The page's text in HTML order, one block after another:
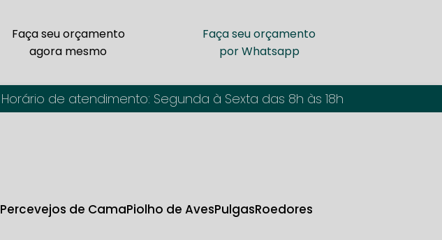
Faça seu orçamento
agora mesmo
Faça seu orçamento
por Whatsapp
Horário de atendimento: Segunda à Sexta das 8h às 18h
Percevejos de Cama Piolho de Aves Pulgas Roedores